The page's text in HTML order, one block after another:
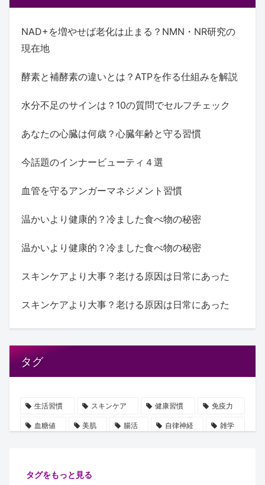
NAD+を増やせば老化は止まる？NMN・NR研究の
現在地
酵素と補酵素の違いとは？ATPを作る仕組みを解説
水分不足のサインは？10の質問でセルフチェック
あなたの心臓は何歳？心臓年齢と守る習慣
今話題のインナービューティ４選
血管を守るアンガーマネジメント習慣
温かいより健康的？冷ました食べ物の秘密
温かいより健康的？冷ました食べ物の秘密
スキンケアより大事？老ける原因は日常にあった
スキンケアより大事？老ける原因は日常にあった
タグ
生活習慣 スキンケア 健康習慣 免疫力
血糖値 美肌 腸活 自律神経 雑学
タグをもっと見る